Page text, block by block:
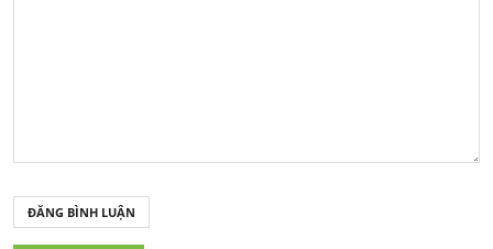
ĐĂNG BÌNH LUẬN